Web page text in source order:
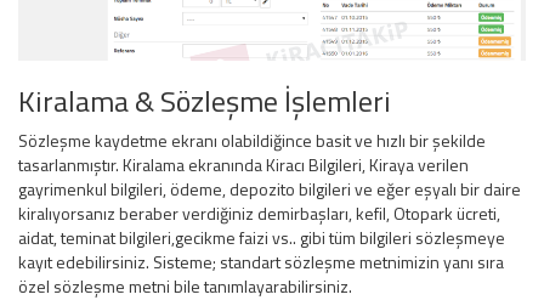
Kiralama & Sözleşme İşlemleri
Sözleşme kaydetme ekranı olabildiğince basit ve hızlı bir şekilde
tasarlanmıştır. Kiralama ekranında Kiracı Bilgileri, Kiraya verilen
gayrimenkul bilgileri, ödeme, depozito bilgileri ve eğer eşyalı bir daire
kiralıyorsanız beraber verdiğiniz demirbaşları, kefil, Otopark ücreti,
aidat, teminat bilgileri,gecikme faizi vs.. gibi tüm bilgileri sözleşmeye
kayıt edebilirsiniz. Sisteme; standart sözleşme metnimizin yanı sıra
özel sözleşme metni bile tanımlayarabilirsiniz.